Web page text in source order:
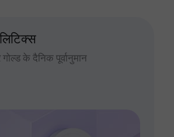
के दैनिक पूर्वानुमान